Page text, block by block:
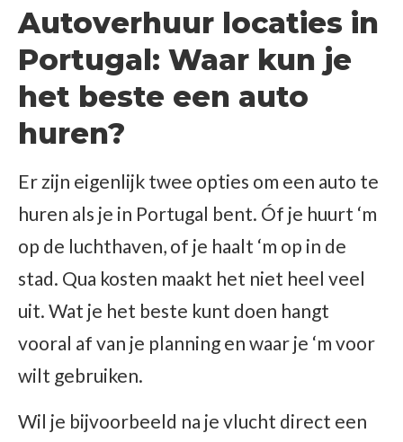
Autoverhuur locaties in
Portugal: Waar kun je
het beste een auto
huren?
Er zijn eigenlijk twee opties om een auto te
huren als je in Portugal bent. Óf je huurt ‘m
op de luchthaven, of je haalt ‘m op in de
stad. Qua kosten maakt het niet heel veel
uit. Wat je het beste kunt doen hangt
vooral af van je planning en waar je ‘m voor
wilt gebruiken.
Wil je bijvoorbeeld na je vlucht direct een